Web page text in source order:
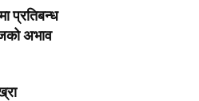
प्रतिबन्ध
अभाव